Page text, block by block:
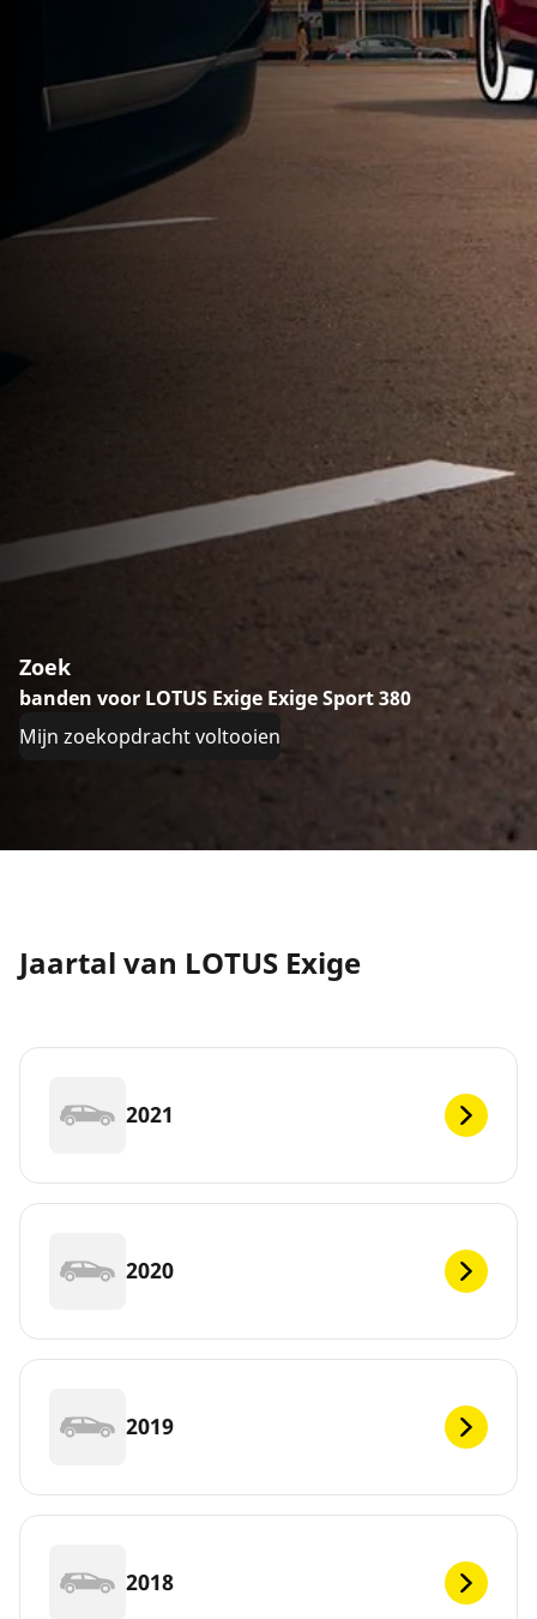
Zoek
banden voor LOTUS Exige Exige Sport 380
Mijn zoekopdracht voltooien
Jaartal van LOTUS Exige
2021
2020
2019
2018